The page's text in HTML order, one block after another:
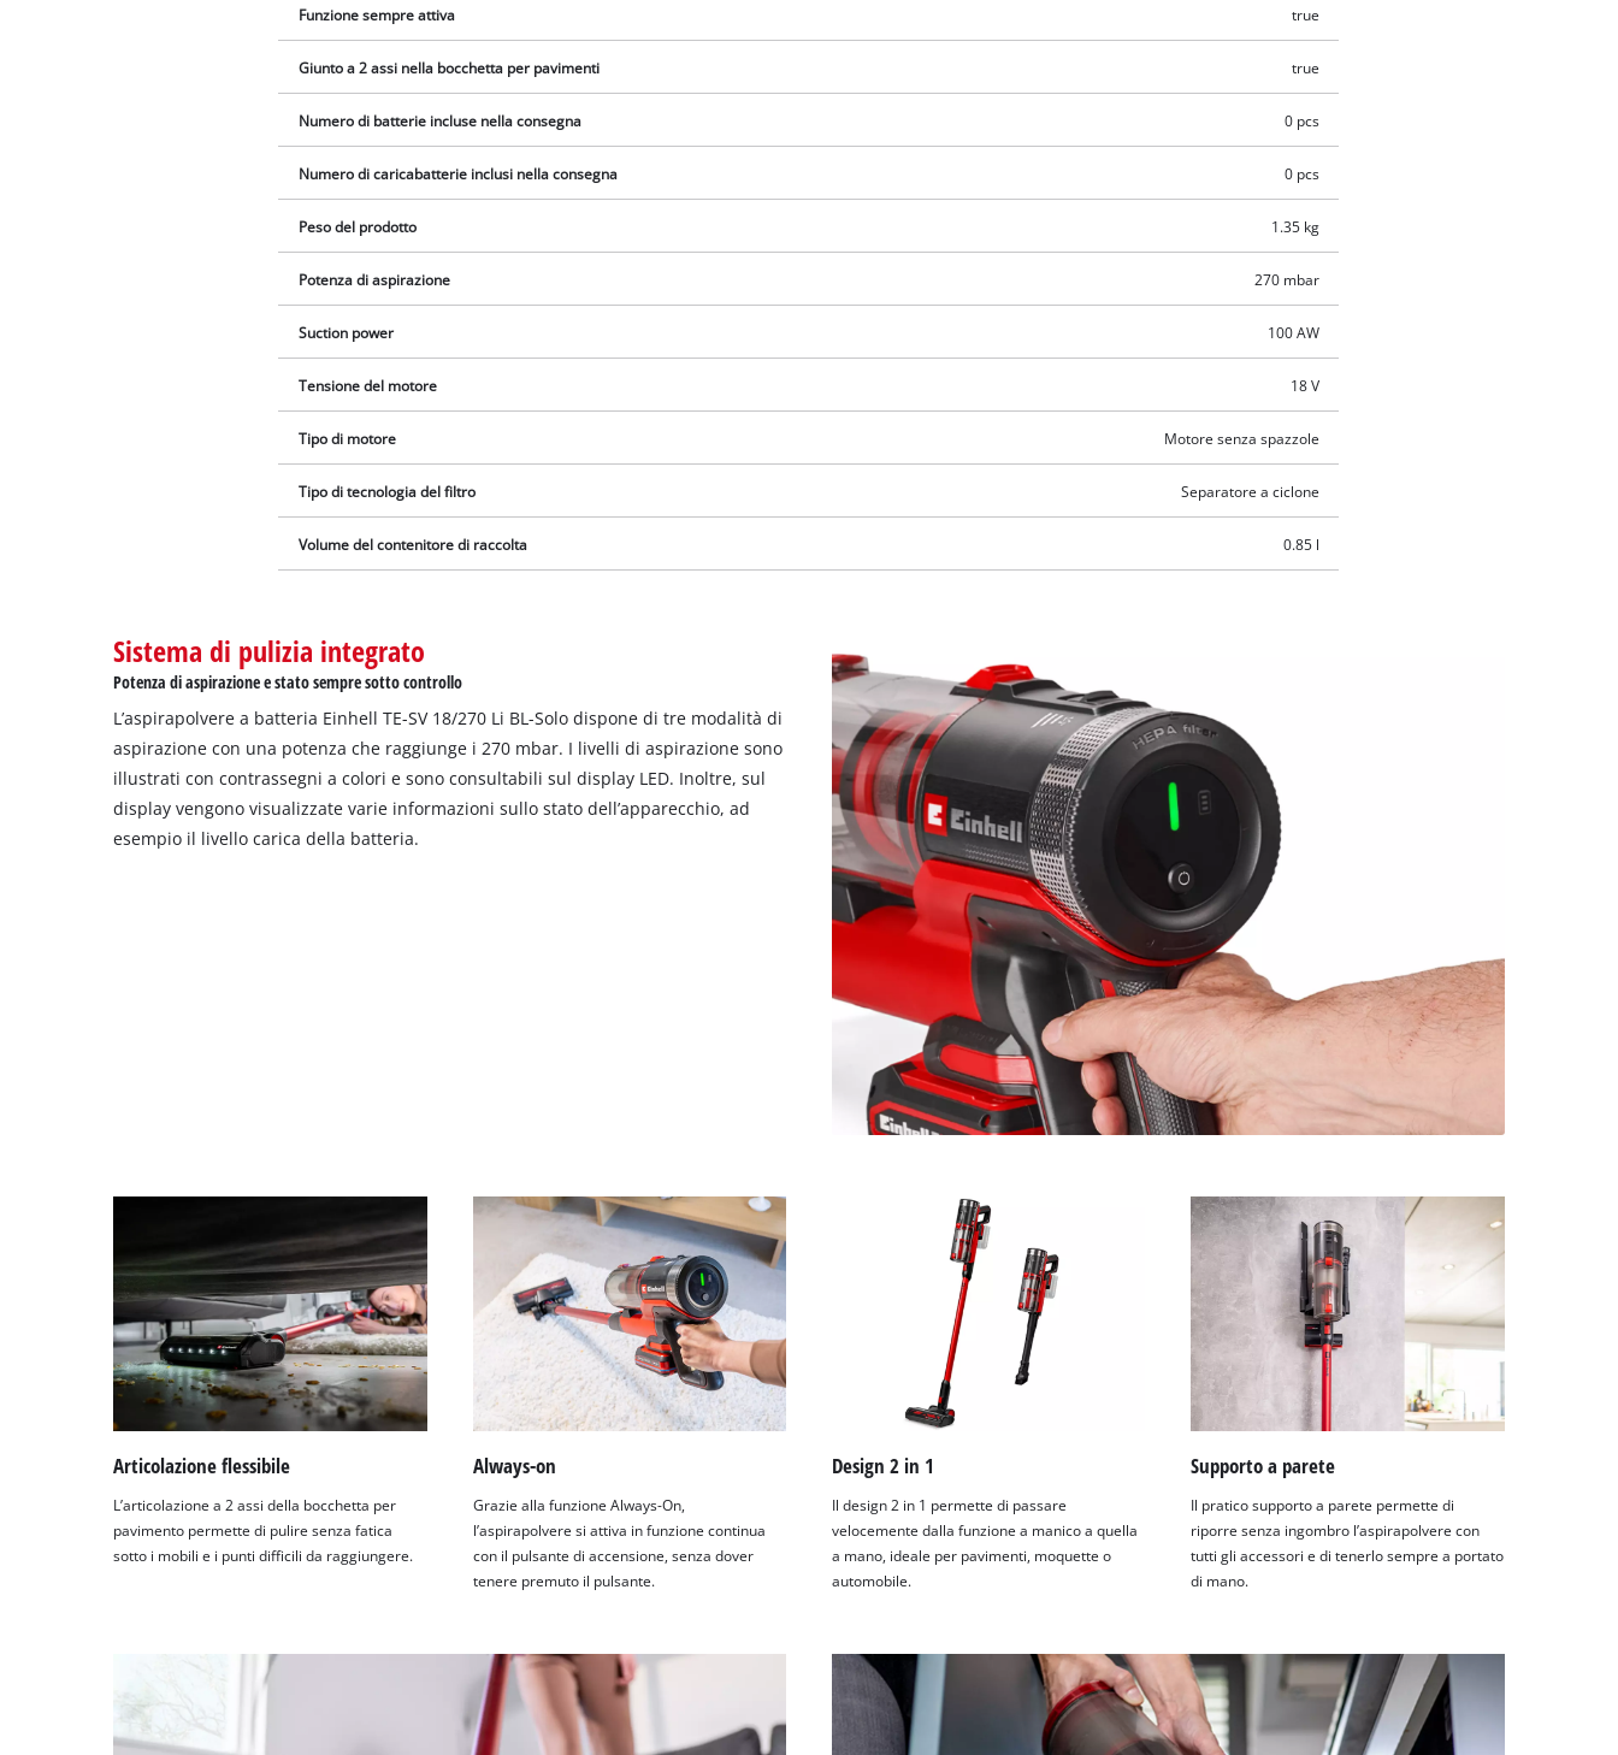
This content is not permitted to load due
visitor. The website owner needs to setup
to the list of technologies used.
Funzione sempre attiva true
Giunto a 2 assi nella bocchetta per pavimenti true
Numero di batterie incluse nella consegna 0 pcs
Numero di caricabatterie inclusi nella consegna 0 pcs
Peso del prodotto 1.35 kg
Potenza di aspirazione 270 mbar
Suction power 100 AW
Tensione del motore 18 V
Tipo di motore Motore senza spazzole
Tipo di tecnologia del filtro Separatore a ciclone
Volume del contenitore di raccolta 0.85 l
Sistema di pulizia integrato
Potenza di aspirazione e stato sempre sotto controllo
L’aspirapolvere a batteria Einhell TE-SV 18/270 Li BL-Solo dispone di tre modalità di
aspirazione con una potenza che raggiunge i 270 mbar. I livelli di aspirazione sono
illustrati con contrassegni a colori e sono consultabili sul display LED. Inoltre, sul
display vengono visualizzate varie informazioni sullo stato dell’apparecchio, ad
esempio il livello carica della batteria.
Articolazione flessibile
L’articolazione a 2 assi della bocchetta per
pavimento permette di pulire senza fatica
sotto i mobili e i punti difficili da raggiungere.
Always-on
Grazie alla funzione Always-On,
l’aspirapolvere si attiva in funzione continua
con il pulsante di accensione, senza dover
tenere premuto il pulsante.
Design 2 in 1
Il design 2 in 1 permette di passare
velocemente dalla funzione a manico a quella
a mano, ideale per pavimenti, moquette o
automobile.
Supporto a parete
Il pratico supporto a parete permette di
riporre senza ingombro l’aspirapolvere con
tutti gli accessori e di tenerlo sempre a portato
di mano.